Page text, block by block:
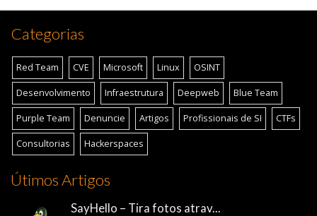
Categorias
Red Team CVE Microsoft Linux OSINT
Desenvolvimento Infraestrutura Deepweb Blue Team
Purple Team Denuncie Artigos Profissionais de SI CTFs
Consultorias Hackerspaces
Útimos Artigos
SayHello – Tira fotos atrav...